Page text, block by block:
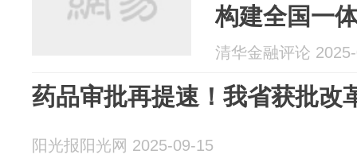
构建全国一
｜宏观经济
清华金融评论
药品审批再提速！我省获批改
阳光报阳光网 2025-09-15